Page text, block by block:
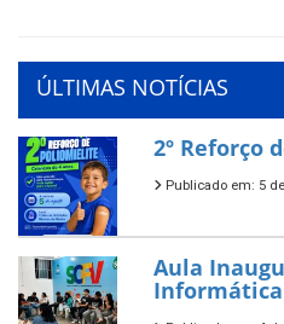
ÚLTIMAS NOTÍCIAS
2º Reforço
Publicado em: 5
Aula
Informática